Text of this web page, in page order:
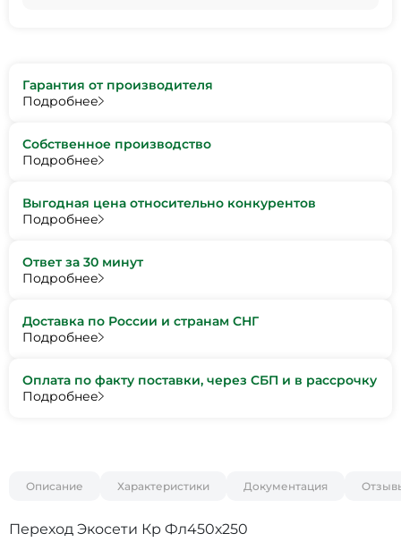
Гарантия от производителя
Подробнее
Собственное производство
Подробнее
Выгодная цена относительно конкурентов
Подробнее
Ответ за 30 минут
Подробнее
Доставка по России и странам СНГ
Подробнее
Оплата по факту поставки, через СБП и в рассрочку
Подробнее
Описание Характеристики Документация
Переход Экосети Кр Фл450х250